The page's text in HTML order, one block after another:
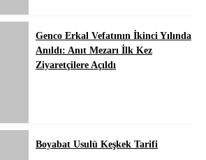
Genco Erkal Vefatının İkinci Yılında
Anıldı: Anıt Mezarı İlk Kez
Ziyaretçilere Açıldı
Boyabat Usulü Keşkek Tarifi